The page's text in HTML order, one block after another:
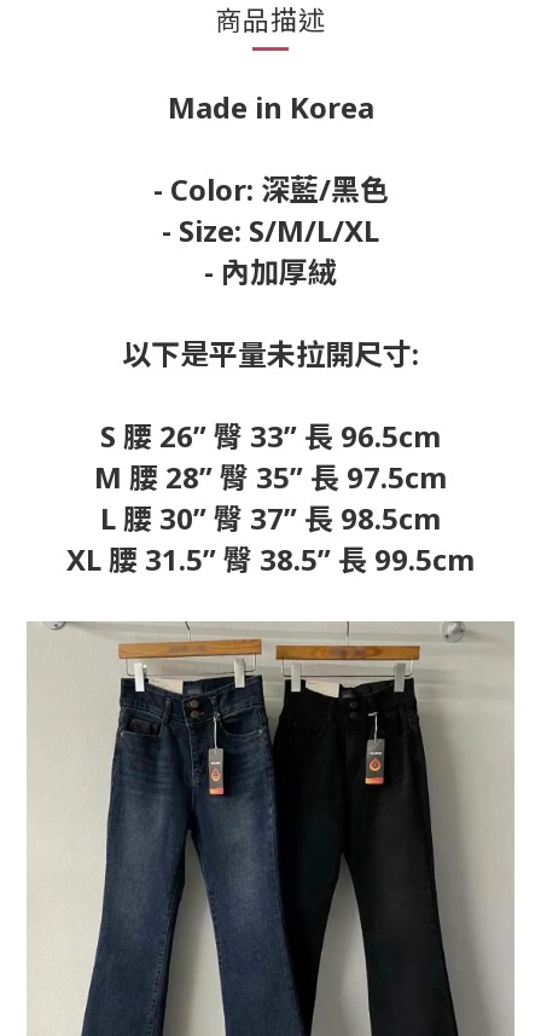
商品描述
Made in Korea
- Color: 深藍/黑色
- Size: S/M/L/XL
- 內加厚絨
以下是平量未拉開尺寸:
S 腰 26” 臀 33” 長 96.5cm
M 腰 28” 臀 35” 長 97.5cm
L 腰 30” 臀 37” 長 98.5cm
XL 腰 31.5” 臀 38.5” 長 99.5cm